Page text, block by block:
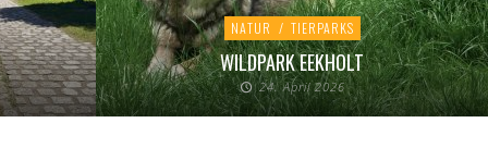
NATUR / TIERPARKS
WILDPARK EEKHOLT
24. April 2026